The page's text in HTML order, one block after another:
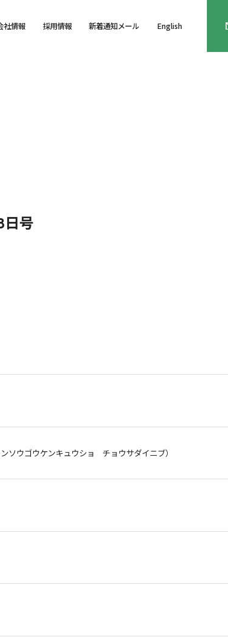
社情報 採用情報 新着通知メール English
号
ウゴウケンキュウショ チョウサダイニブ）